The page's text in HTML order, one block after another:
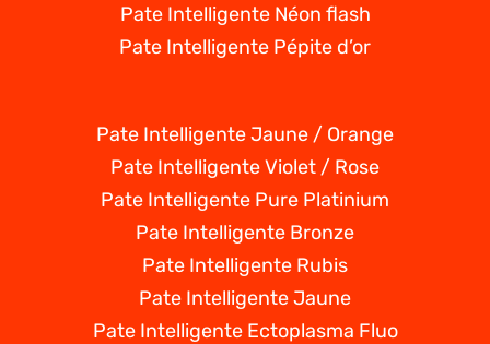
Pate Intelligente Néon flash
Pate Intelligente Pépite d’or
Pate Intelligente Jaune / Orange
Pate Intelligente Violet / Rose
Pate Intelligente Pure Platinium
Pate Intelligente Bronze
Pate Intelligente Rubis
Pate Intelligente Jaune
Pate Intelligente Ectoplasma Fluo